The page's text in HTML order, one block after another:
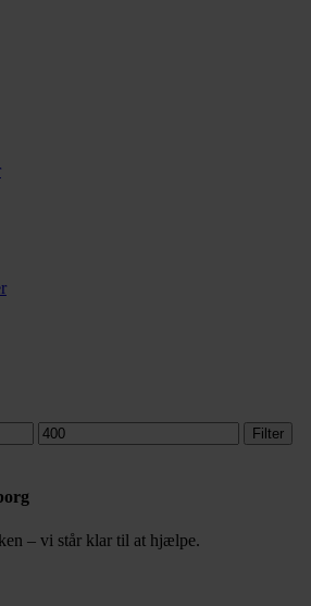
Højeste
pris
Filter
– vi står klar til at hjælpe.